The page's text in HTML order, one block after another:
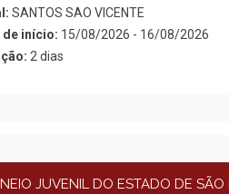
SANTOS SAO VICENTE
de início: 15/08/2026 - 16/08/2026
2 dias
JUVENIL DO ESTADO DE